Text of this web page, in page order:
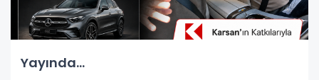
Yayında...